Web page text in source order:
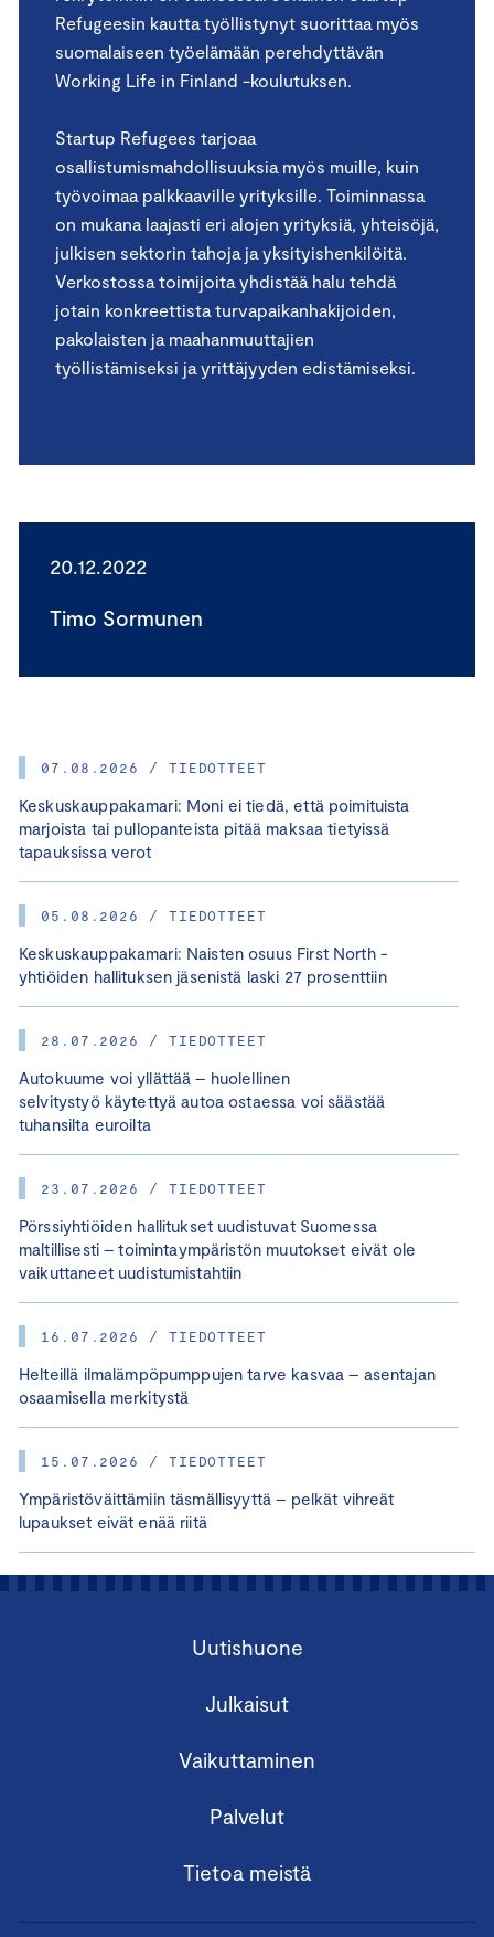
20.12.2022
Timo Sormunen
07.08.2026 / TIEDOTTEET
Keskuskauppakamari: Moni ei tiedä, että poimituista
marjoista tai pullopanteista pitää maksaa tietyissä
tapauksissa verot
05.08.2026 / TIEDOTTEET
Keskuskauppakamari: Naisten osuus First North -
yhtiöiden hallituksen jäsenistä laski 27 prosenttiin
28.07.2026 / TIEDOTTEET
Autokuume voi yllättää – huolellinen
selvitystyö käytettyä autoa ostaessa voi säästää
tuhansilta euroilta
23.07.2026 / TIEDOTTEET
Pörssiyhtiöiden hallitukset uudistuvat Suomessa
maltillisesti – toimintaympäristön muutokset eivät ole
vaikuttaneet uudistumistahtiin
16.07.2026 / TIEDOTTEET
Helteillä ilmalämpöpumppujen tarve kasvaa – asentajan
osaamisella merkitystä
15.07.2026 / TIEDOTTEET
Ympäristöväittämiin täsmällisyyttä – pelkät vihreät
lupaukset eivät enää riitä
Refugeesin kautta työllistynyt suorittaa myös
suomalaiseen työelämään perehdyttä­vän
Working Life in Finland -koulutuksen.
Startup Refugees tarjoaa
osallistumismahdollisuuk­sia myös muille, kuin
työvoimaa palkkaaville yrityksil­le. Toiminnassa
on mukana laajasti eri alojen yrityksiä, yhteisöjä,
julkisen sektorin tahoja ja yksityishenkilöitä.
Verkostossa toimijoita yhdistää halu tehdä
jotain konk­reettista turvapaikanhakijoiden,
pakolaisten ja maahan­muuttajien
työllistämiseksi ja yrittäjyyden edistämiseksi.
Uutishuone
Julkaisut
Vaikuttaminen
Palvelut
Tietoa meistä